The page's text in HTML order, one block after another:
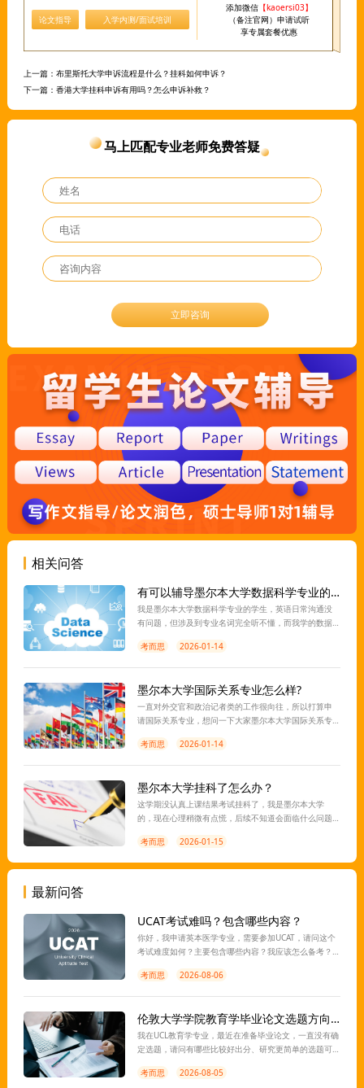
论文指导 入学内测/面试培训
添加微信【kaoersi03】
（备注官网）申请试听
享专属套餐优惠
上一篇： 布里斯托大学申诉流程是什么？挂科如何申诉？
下一篇： 香港大学挂科申诉有用吗？怎么申诉补救？
马上匹配专业老师免费答疑
立即咨询
相关问答
有可以辅导墨尔本大学数据科学专业的老师吗？
我是墨尔本大学数据科学专业的学生，英语日常沟通没
有问题，但涉及到专业名词完全听不懂，而我学的数据
没有可以辅导的老师帮助一下？
考而思 2026-01-14
墨尔本大学国际关系专业怎么样?
一直对外交官和政治记者类的工作很向往，所以打算申
请国际关系专业，想问一下大家墨尔本大学国际关系专
考而思
2026-01-14
墨尔本大学挂科了怎么办？
这学期没认真上课结果考试挂科了，我是墨尔本大学
的，现在心理稍微有点慌，后续不知道会面临什么问题
的能帮帮我吗？
考而思 2026-01-15
最新问答
UCAT考试难吗？包含哪些内容？
你好，我申请英本医学专业，需要参加UCAT，请问这个
考试难度如何？主要包含哪些内容？我应该怎么备考？
考而思
2026-08-06
伦敦大学学院教育学毕业论文选题方向有推荐吗？
我在UCL教育学专业，最近在准备毕业论文，一直没有确
定选题，请问有哪些比较好出分、研究更简单的选题可
考而思
2026-08-05